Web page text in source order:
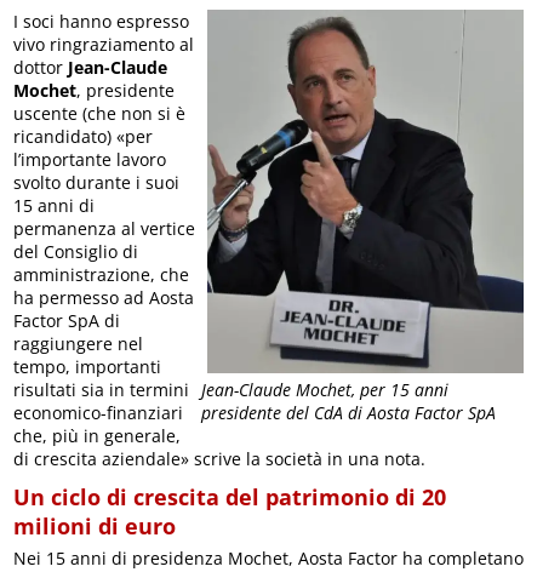
Jean-Claude Mochet, per 15 anni
presidente del CdA di Aosta Factor SpA
I soci hanno espresso
vivo ringraziamento al
dottor Jean-Claude
Mochet, presidente
uscente (che non si è
ricandidato) «per
l’importante lavoro
svolto durante i suoi
15 anni di
permanenza al vertice
del Consiglio di
amministrazione, che
ha permesso ad Aosta
Factor SpA di
raggiungere nel
tempo, importanti
risultati sia in termini
economico-finanziari
che, più in generale,
di crescita aziendale» scrive la società in una nota.
Un ciclo di crescita del patrimonio di 20
milioni di euro
Nei 15 anni di presidenza Mochet, Aosta Factor ha completano